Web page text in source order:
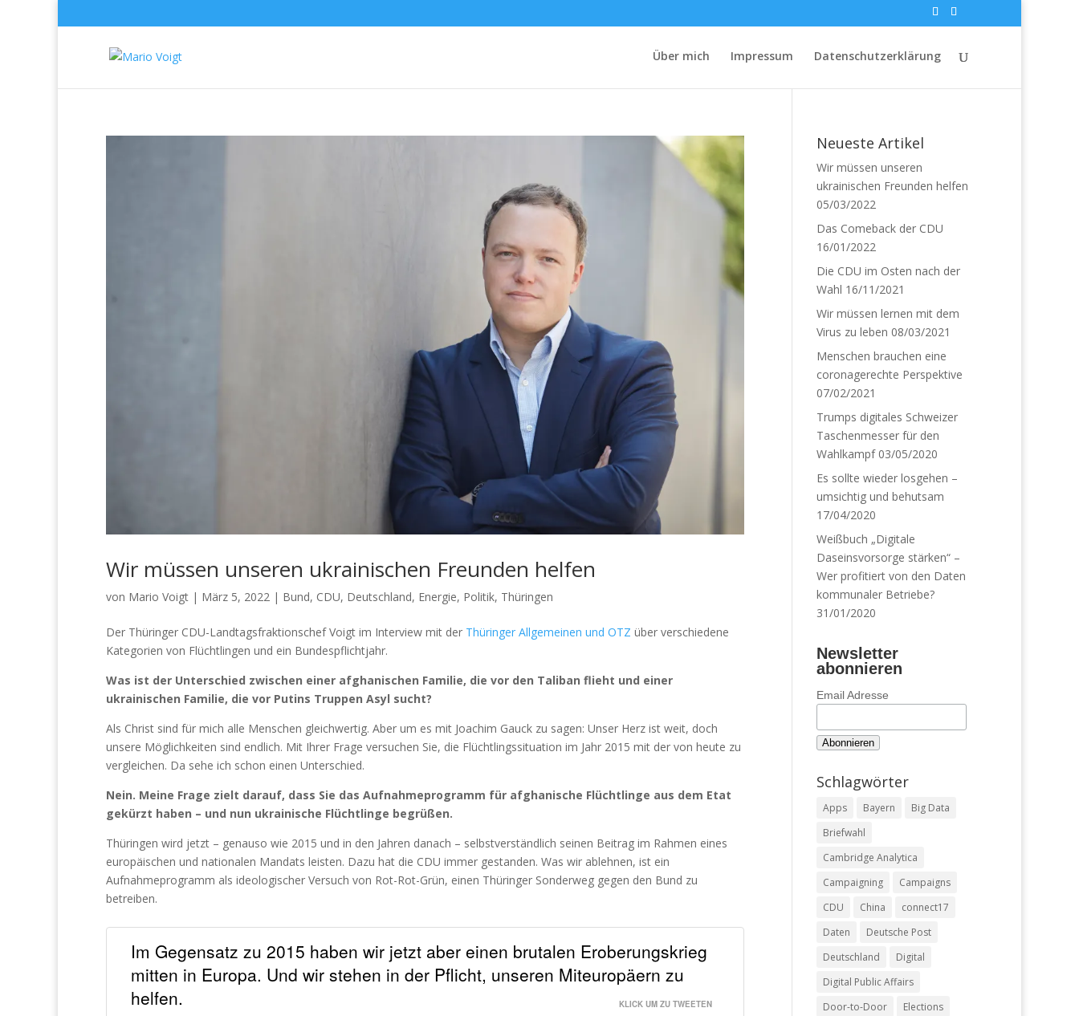
Über mich Impressum Datenschutzerklärung
Wir müssen unseren ukrainischen Freunden helfen
von Mario Voigt | März 5, 2022 | Bund, CDU, Deutschland, Energie, Politik, Thüringen
Der Thüringer CDU-Landtagsfraktionschef Voigt im Interview mit der Thüringer Allgemeinen und OTZ über verschiedene
Kategorien von Flüchtlingen und ein Bundespflichtjahr.
Was ist der Unterschied zwischen einer afghanischen Familie, die vor den Taliban flieht und einer
ukrainischen Familie, die vor Putins Truppen Asyl sucht?
Als Christ sind für mich alle Menschen gleichwertig. Aber um es mit Joachim Gauck zu sagen: Unser Herz ist weit, doch
unsere Möglichkeiten sind endlich. Mit Ihrer Frage versuchen Sie, die Flüchtlingssituation im Jahr 2015 mit der von heute zu
vergleichen. Da sehe ich schon einen Unterschied.
Nein. Meine Frage zielt darauf, dass Sie das Aufnahmeprogramm für afghanische Flüchtlinge aus dem Etat
gekürzt haben – und nun ukrainische Flüchtlinge begrüßen.
Thüringen wird jetzt – genauso wie 2015 und in den Jahren danach – selbstverständlich seinen Beitrag im Rahmen eines
europäischen und nationalen Mandats leisten. Dazu hat die CDU immer gestanden. Was wir ablehnen, ist ein
Aufnahmeprogramm als ideologischer Versuch von Rot-Rot-Grün, einen Thüringer Sonderweg gegen den Bund zu
betreiben.
Im Gegensatz zu 2015 haben wir jetzt aber einen brutalen Eroberungskrieg
mitten in Europa. Und wir stehen in der Pflicht, unseren Miteuropäern zu
helfen.
KLICK UM ZU TWEETEN
Neueste Artikel
Wir müssen unseren
ukrainischen Freunden helfen
05/03/2022
Das Comeback der CDU
16/01/2022
Die CDU im Osten nach der
Wahl 16/11/2021
Wir müssen lernen mit dem
Virus zu leben 08/03/2021
Menschen brauchen eine
coronagerechte Perspektive
07/02/2021
Trumps digitales Schweizer
Taschenmesser für den
Wahlkampf 03/05/2020
Es sollte wieder losgehen –
umsichtig und behutsam
17/04/2020
Weißbuch „Digitale
Daseinsvorsorge stärken“ –
Wer profitiert von den Daten
kommunaler Betriebe?
31/01/2020
Newsletter
abonnieren
Email Adresse
Schlagwörter
Apps Bayern
Big Data
Briefwahl
Cambridge Analytica
Campaigning
Campaigns
CDU
China
connect17
Daten
Deutsche Post
Deutschland
Digital
Digital Public Affairs
Door-to-Door
Elections